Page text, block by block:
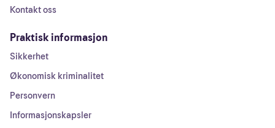
Kontakt oss
Praktisk informasjon
Sikkerhet
Økonomisk kriminalitet
Personvern
Informasjonskapsler